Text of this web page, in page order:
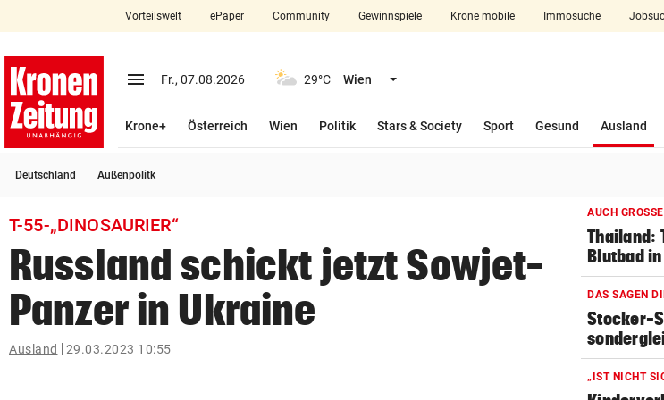
closeSchließen
account_circle Anmelden
arrow_right
bookmark
search
Suchbegriff
eingeben
Vorteilswelt ePaper Community Gewinnspiele Krone mobile Immosuche
menu Menü aufklappen
Fr., 07.08.2026 29°C Wien Menü aufklappen
Krone+ Österreich Wien Politik Stars & Society Sport Gesund Ausland
Deutschland Außenpolitk
T-55-„DINOSAURIER“
Russland schickt jetzt Sowjet-
Panzer in Ukraine
Ausland 29.03.2023 10:55
AUCH
Thailand:
Blutbad
DAS SAGEN
Stocker-
„IST NICHT